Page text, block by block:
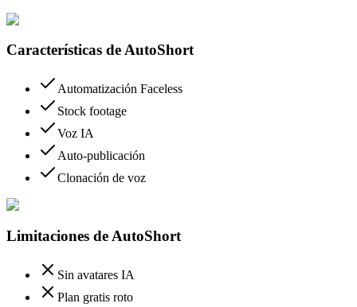
Características de AutoShort
Automatización Faceless
Stock footage
Voz IA
Auto-publicación
Clonación de voz
Limitaciones de AutoShort
Sin avatares IA
Plan gratis roto